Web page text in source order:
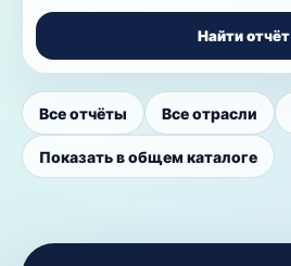
Найти отчёт
Все отчёты Все отрасли
Показать в общем каталоге